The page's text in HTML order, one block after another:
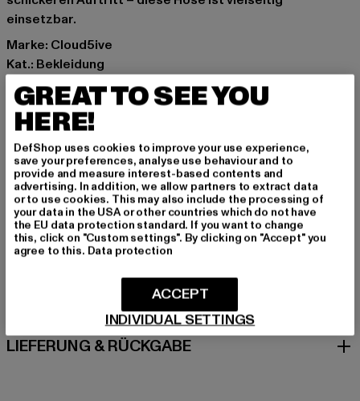
einsetzbar.
Marke: Cloud5ive
Kat.: Bekleidung
Farbe: grün
Hersteller Farbe: green
Materialzusammensetzung: 95% Polyester, 5% Elasthan
Art.Nr: 25076055-00110
Hersteller: Bestseller Textilhandels GmbH |
hamburg@bestseller.com
Modering 1,Haus A | 22457 Hamburg | DE
GRÖSSE & PASSFORM
PFLEGEHINWEISE
LIEFERUNG & RÜCKGABE
GREAT TO SEE YOU
HERE!
DefShop uses cookies to improve your use experience,
save your preferences, analyse use behaviour and to
provide and measure interest-based contents and
advertising. In addition, we allow partners to extract data
or to use cookies. This may also include the processing of
your data in the USA or other countries which do not have
the EU data protection standard. If you want to change
this, click on "Custom settings". By clicking on "Accept" you
agree to this. Data protection
INDIVIDUAL SETTINGS
ACCEPT